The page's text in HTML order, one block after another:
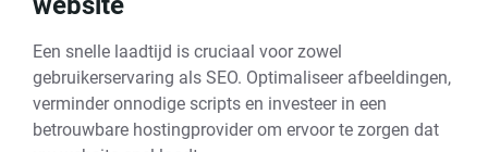
Een snelle laadtijd is cruciaal voor zowel
gebruikerservaring als SEO. Optimaliseer afbeeldingen,
verminder onnodige scripts en investeer in een
betrouwbare hostingprovider om ervoor te zorgen dat